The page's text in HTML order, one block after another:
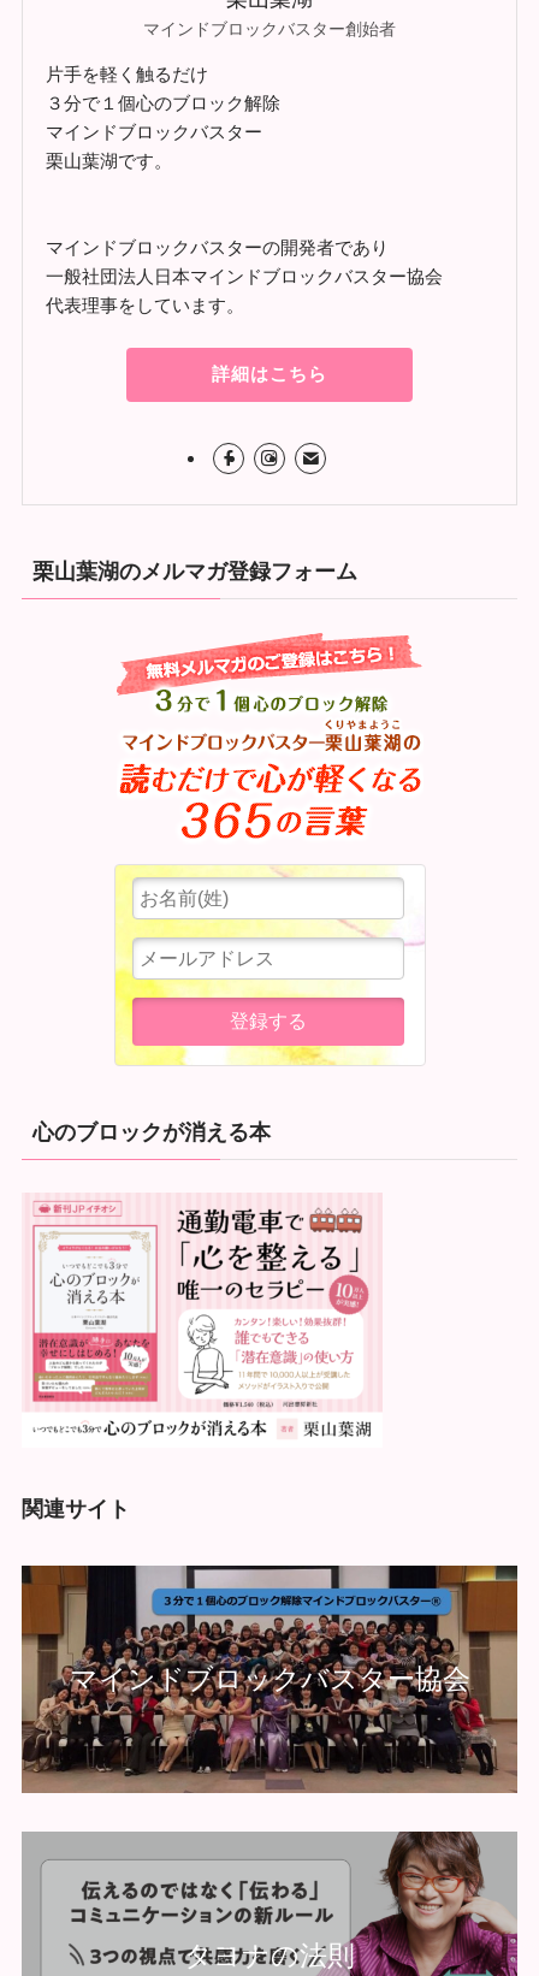
マインドブロックバスター創始者
片手を軽く触るだけ
３分で１個心のブロック解除
マインドブロックバスター
栗山葉湖です。
マインドブロックバスターの開発者であり
一般社団法人日本マインドブロックバスター協会
代表理事をしています。
詳細はこちら
栗山葉湖のメルマガ登録フォーム
心のブロックが消える本
関連サイト
マインドブロックバスター協会
タヨナの法則